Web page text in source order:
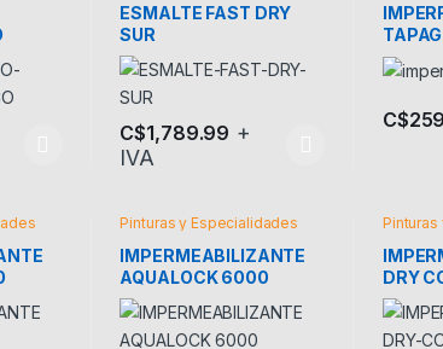
múltiples variantes. Las opciones se pueden elegir
ESMALTE FAST DRY
SUR
C$1,789.99 +
IVA
Este producto tiene múltiples variantes.
C$
Este
Pinturas y Especialidades
IMPERMEABILIZANTE
AQUALOCK 6000
SHERWIN WILLIANS
DRY